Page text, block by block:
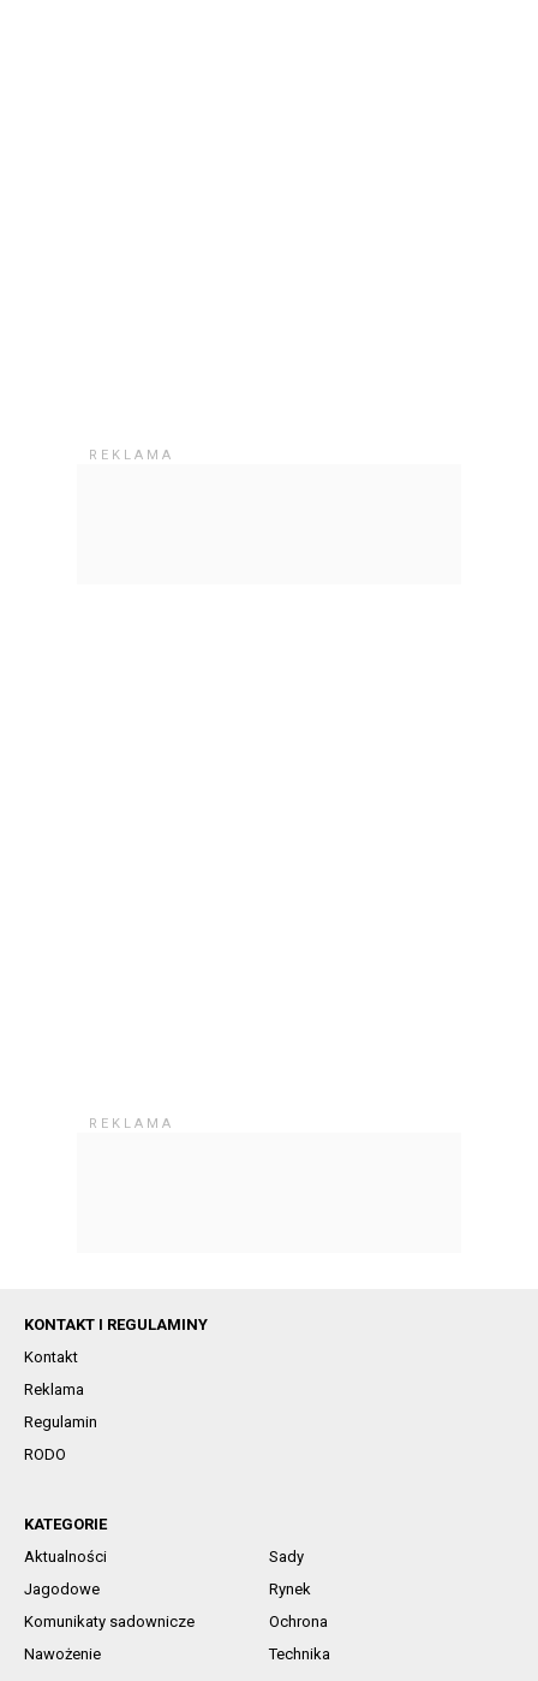
KONTAKT I REGULAMINY
Kontakt
Reklama
Regulamin
RODO
KATEGORIE
Aktualności
Sady
Jagodowe
Rynek
Komunikaty sadownicze
Ochrona
Nawożenie
Technika